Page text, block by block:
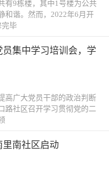
有9栋楼，其中1号楼为公共
和谐。然而，2022年6月开
完毕
集中学习培训会，学
高广大党员干部的政治判断
路社区召开学习贯彻党的二
里南社区启动